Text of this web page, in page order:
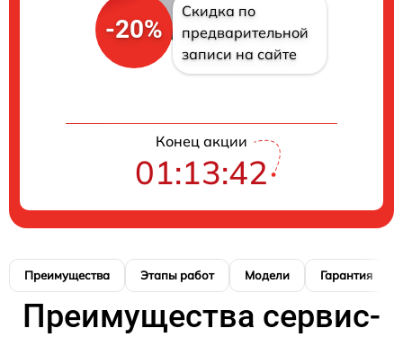
-20%
Скидка по
предварительной
записи на сайте
Конец акции
01:13:41
Преимущества Этапы работ Модели Гарантия
Преимущества сервис-